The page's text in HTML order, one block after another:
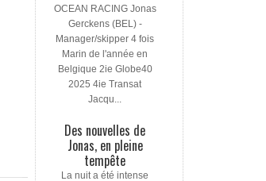
OCEAN RACING Jonas
Gerckens (BEL) -
Manager/skipper 4 fois
Marin de l'année en
Belgique 2ie Globe40
2025 4ie Transat
Jacqu...
Des nouvelles de
Jonas, en pleine
tempête
La nuit a été intense